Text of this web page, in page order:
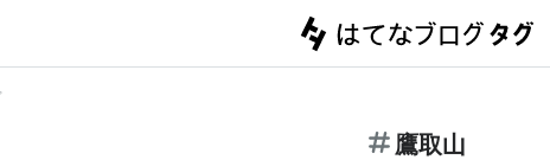
鷹取山